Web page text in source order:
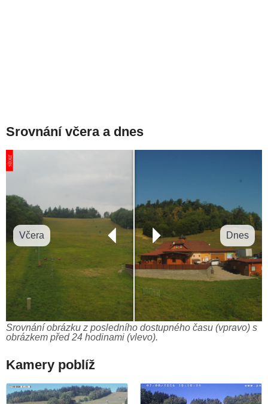
Srovnání včera a dnes
Včera Dnes
Srovnání obrázku z posledního dostupného času (vpravo) s
obrázkem před 24 hodinami (vlevo).
Kamery poblíž